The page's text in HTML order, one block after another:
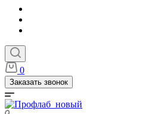
0
Заказать звонок